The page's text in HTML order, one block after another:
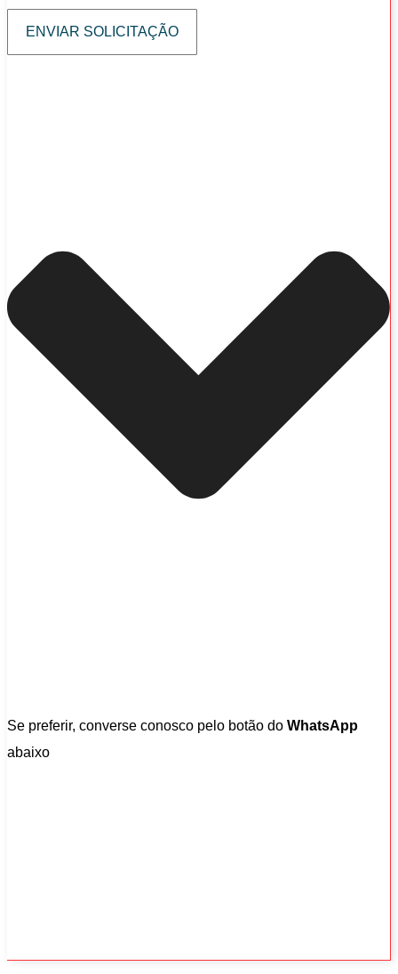
ENVIAR SOLICITAÇÃO
Se preferir, converse conosco pelo botão do WhatsApp
abaixo